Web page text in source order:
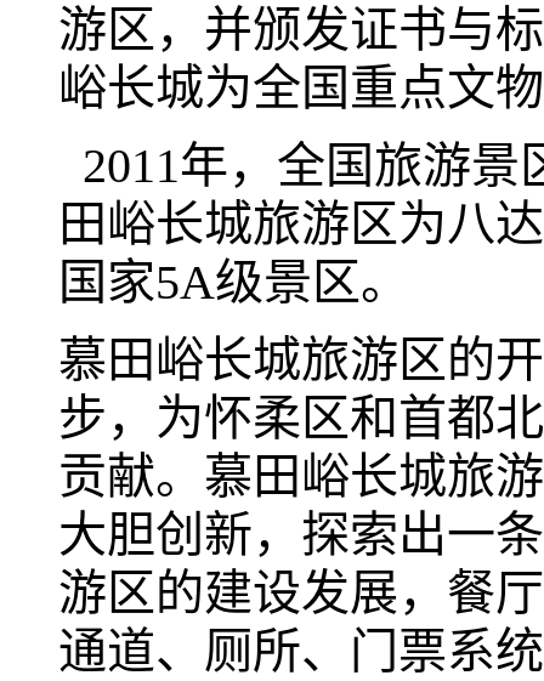
游区，并颁发证书与
峪长城为全国重点文
2011年，全国旅游
田峪长城旅游区为八
国家5A级景区。
慕田峪长城旅游区的
步，为怀柔区和首都
贡献。慕田峪长城旅
大胆创新，探索出一
游区的建设发展，餐
通道、厕所、门票系